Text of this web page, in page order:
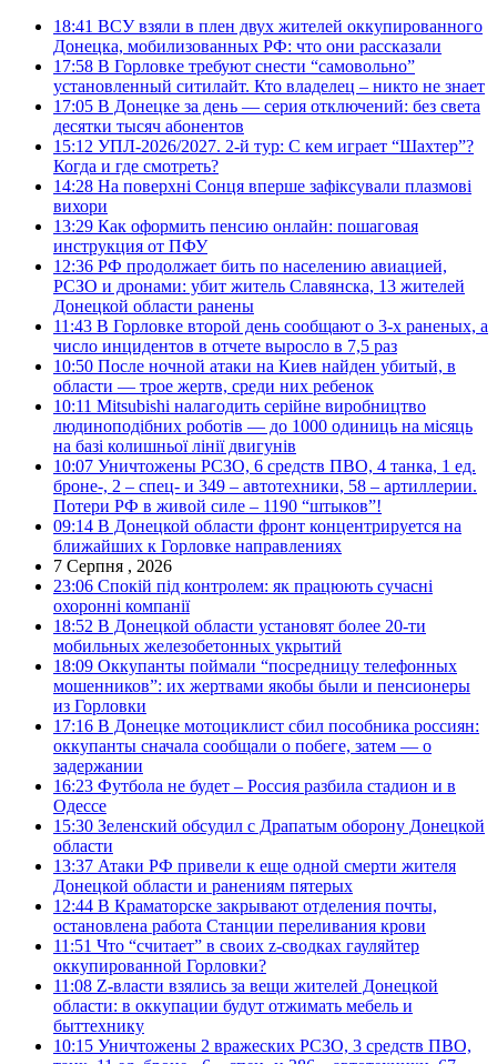
18:41 ВСУ взяли в плен двух жителей оккупированного
Донецка, мобилизованных РФ: что они рассказали
17:58 В Горловке требуют снести “самовольно”
установленный ситилайт. Кто владелец – никто не знает
17:05 В Донецке за день — серия отключений: без света
десятки тысяч абонентов
15:12 УПЛ-2026/2027. 2-й тур: С кем играет “Шахтер”?
Когда и где смотреть?
14:28 На поверхні Сонця вперше зафіксували плазмові
вихори
13:29 Как оформить пенсию онлайн: пошаговая
инструкция от ПФУ
12:36 РФ продолжает бить по населению авиацией,
РСЗО и дронами: убит житель Славянска, 13 жителей
Донецкой области ранены
11:43 В Горловке второй день сообщают о 3-х раненых, а
число инцидентов в отчете выросло в 7,5 раз
10:50 После ночной атаки на Киев найден убитый, в
области — трое жертв, среди них ребенок
10:11 Mitsubishi налагодить серійне виробництво
людиноподібних роботів — до 1000 одиниць на місяць
на базі колишньої лінії двигунів
10:07 Уничтожены РСЗО, 6 средств ПВО, 4 танка, 1 ед.
броне-, 2 – спец- и 349 – автотехники, 58 – артиллерии.
Потери РФ в живой силе – 1190 “штыков”!
09:14 В Донецкой области фронт концентрируется на
ближайших к Горловке направлениях
7 Серпня , 2026
23:06 Спокій під контролем: як працюють сучасні
охоронні компанії
18:52 В Донецкой области установят более 20-ти
мобильных железобетонных укрытий
18:09 Оккупанты поймали “посредницу телефонных
мошенников”: их жертвами якобы были и пенсионеры
из Горловки
17:16 В Донецке мотоциклист сбил пособника россиян:
оккупанты сначала сообщали о побеге, затем — о
задержании
16:23 Футбола не будет – Россия разбила стадион и в
Одессе
15:30 Зеленский обсудил с Драпатым оборону Донецкой
области
13:37 Атаки РФ привели к еще одной смерти жителя
Донецкой области и ранениям пятерых
12:44 В Краматорске закрывают отделения почты,
остановлена работа Станции переливания крови
11:51 Что “считает” в своих z-сводках гауляйтер
оккупированной Горловки?
11:08 Z-власти взялись за вещи жителей Донецкой
области: в оккупации будут отжимать мебель и
быттехнику
10:15 Уничтожены 2 вражеских РСЗО, 3 средств ПВО,